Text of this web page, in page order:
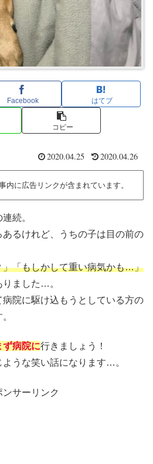
Facebook はてブ
コピー
2020.04.25 2020.04.26
内に広告リンクが含まれています。
続。
るけれど、うちの子は目の前の
」「もしかして重い病気かも…」
ました…。
院に駆け込もうとしている方の
ず病院に行きましょう！
うな笑い話になります…。
ンサーリンク